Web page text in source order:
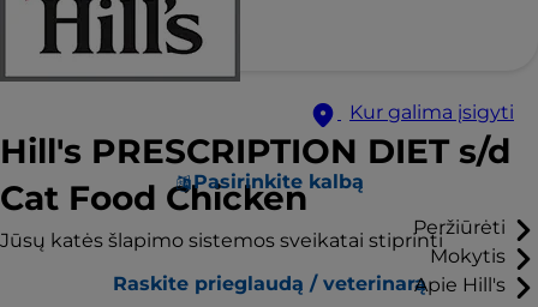
Kur galima įsigyti
Pasirinkite kalbą
Peržiūrėti
Mokytis
Apie Hill's
Hill's PRESCRIPTION DIET s/d
Cat Food Chicken
Jūsų katės šlapimo sistemos sveikatai stiprinti
Raskite prieglaudą / veterinarą